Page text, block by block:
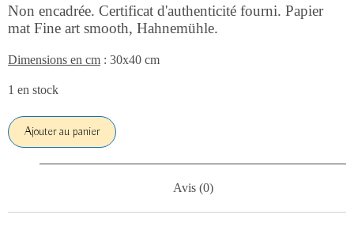
Non encadrée. Certificat d'authenticité fourni. Papier
mat Fine art smooth, Hahnemühle.
Dimensions en cm : 30x40 cm
1 en stock
Ajouter au panier
Avis (0)